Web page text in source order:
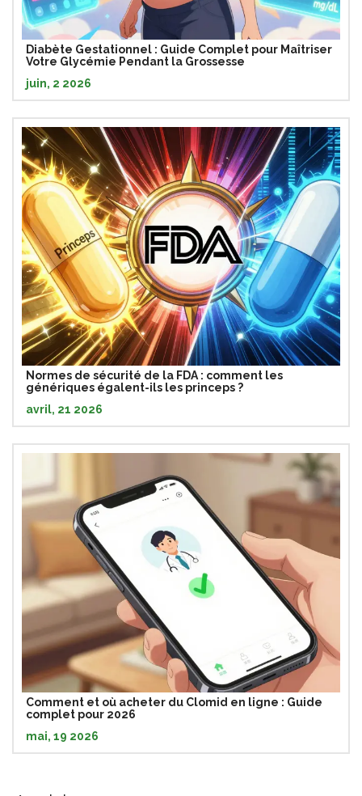
Diabète Gestationnel : Guide Complet pour Maîtriser
Votre Glycémie Pendant la Grossesse
juin, 2 2026
Normes de sécurité de la FDA : comment les
génériques égalent-ils les princeps ?
avril, 21 2026
Comment et où acheter du Clomid en ligne : Guide
complet pour 2026
mai, 19 2026